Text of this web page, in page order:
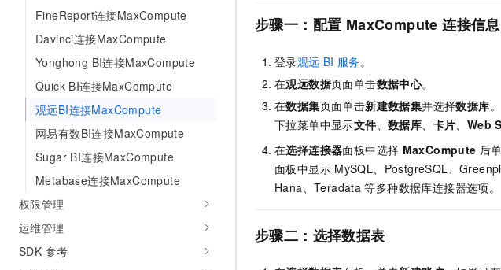
FineReport连接MaxCompute
Davinci连接MaxCompute
Yonghong BI连接MaxCompute
Quick BI连接MaxCompute
观远BI连接MaxCompute
网易有数BI连接MaxCompute
Sugar BI连接MaxCompute
Metabase连接MaxCompute
权限管理
运维管理
SDK 参考
步骤一：配置 MaxCompute 连接信息
登录观远 BI 服务 。
在观远数据页面单击数据中心。
在数据集页面单击新建数据集并选择数据库。
下拉菜单中显示文件 、数据库 卡片 Web
在选择连接器面板中选择 MaxCompute 后
面板中显示 MySQL、PostgreSQL、
Hana、Teradata 等多种数据库连接器选项。
步骤二：选择数据表